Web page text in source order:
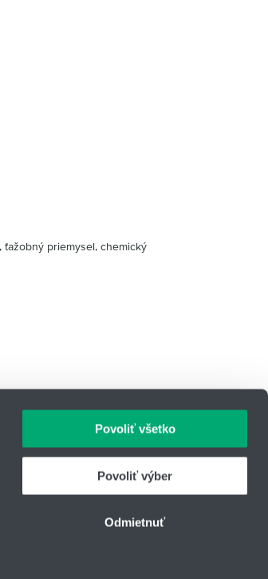
Povoliť všetko
Povoliť výber
Odmietnuť
ťažobný priemysel, chemický
IČO: 31344500
Telefón: +421 903 447 245